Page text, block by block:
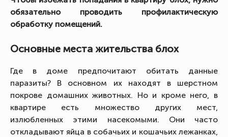
обязательно проводить профилактическую
обработку помещений.
Основные места жительства блох
Где в доме предпочитают обитать данные
паразиты? В основном их находят в шерстном
покрове домашних животных. Но и кроме него, в
квартире есть множество других мест,
излюбленных этими насекомыми. Они часто
откладывают яйца в собачьих и кошачьих лежанках,